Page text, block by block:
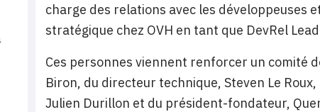
charge des relations avec les développeuses
stratégique chez OVH en tant que DevRel
Ces personnes viennent renforcer un comité
Biron, du directeur technique, Steven Le
Julien Durillon et du président-fondateur,